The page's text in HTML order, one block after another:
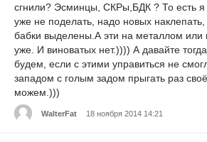
сгнили? Эсминцы, СКРы,БДК ? То есть
уже не поделать, надо новых
бабки выделены.А эти на металлом или
уже. И виноватых нет.)))) А давайте
будем, если с этими управиться не
западом с голым задом прыгать раз
можем.)))
WalterFat 18 ноября 2014 14:21